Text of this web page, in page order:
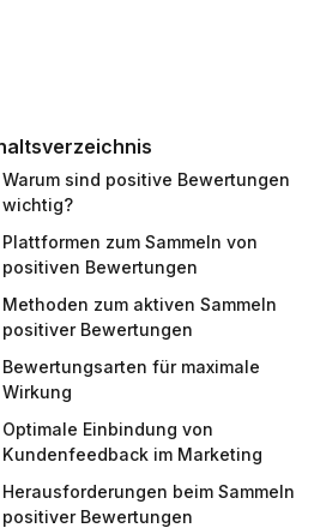
Warum sind positive Bewertungen
wichtig?
Plattformen zum Sammeln von
positiven Bewertungen
Methoden zum aktiven Sammeln
positiver Bewertungen
Bewertungsarten für maximale
Wirkung
Optimale Einbindung von
Kundenfeedback im Marketing
Herausforderungen beim Sammeln
positiver Bewertungen